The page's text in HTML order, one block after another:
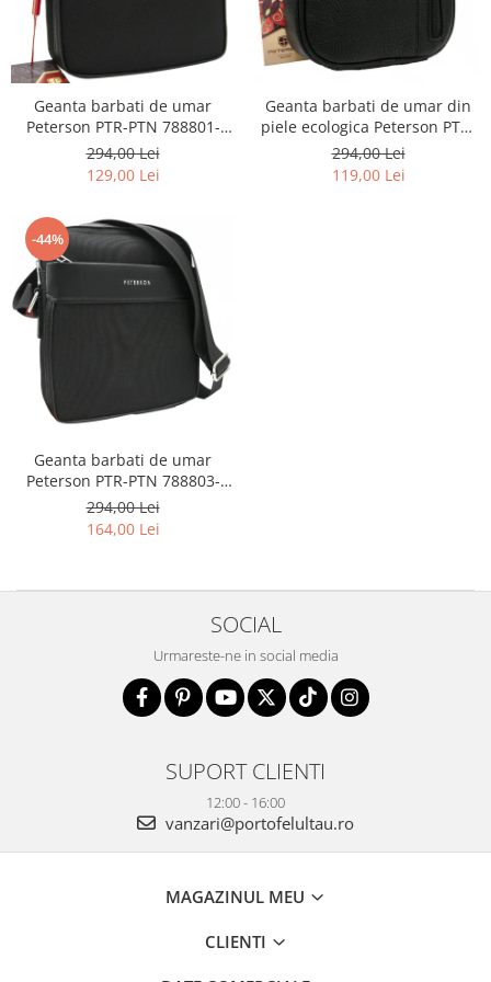
Geanta barbati de umar
Peterson PTR-PTN 788801-
0334 BL
294,00 Lei
129,00 Lei
Geanta barbati de umar din
piele ecologica Peterson PTR-
PTN 8023-MACRO-0303
294,00 Lei
119,00 Lei
-44%
Geanta barbati de umar
Peterson PTR-PTN 788803-
0358 BL
294,00 Lei
164,00 Lei
SOCIAL
Urmareste-ne in social media
SUPORT CLIENTI
12:00 - 16:00
vanzari@portofelultau.ro
MAGAZINUL MEU
CLIENTI